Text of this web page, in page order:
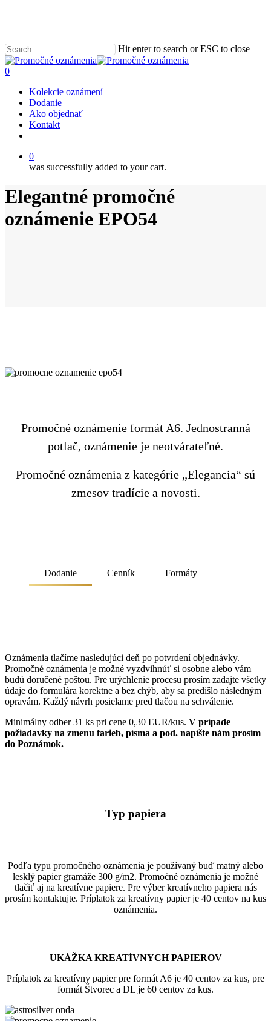
content
Hit enter to search or ESC to close
Close
Search
0
Kolekcie oznámení
Dodanie
Ako objednať
Kontakt
0
was successfully added to your cart.
Elegantné promočné
oznámenie EPO54
Promočné oznámenie formát A6. Jednostranná
potlač, oznámenie je neotvárateľné.
Promočné oznámenia z kategórie „Elegancia“ sú
zmesov tradície a novosti.
Dodanie Cenník Formáty
Oznámenia tlačíme nasledujúci deň po potvrdení objednávky.
Promočné oznámenia je možné vyzdvihnúť si osobne alebo vám
budú doručené poštou. Pre urýchlenie procesu prosím zadajte všetky
údaje do formulára korektne a bez chýb, aby sa predišlo následným
opravám. Každý návrh posielame pred tlačou na schválenie.
Minimálny odber 31 ks pri cene 0,30 EUR/kus. V prípade
požiadavky na zmenu farieb, písma a pod. napíšte nám prosím
do Poznámok.
Typ papiera
Podľa typu promočného oznámenia je používaný buď matný alebo
lesklý papier gramáže 300 g/m2. Promočné oznámenia je možné
tlačiť aj na kreatívne papiere. Pre výber kreatívneho papiera nás
prosím kontaktujte. Príplatok za kreatívny papier je 40 centov na kus
oznámenia.
UKÁŽKA KREATÍVNYCH PAPIEROV
Príplatok za kreatívny papier pre formát A6 je 40 centov za kus, pre
formát Štvorec a DL je 60 centov za kus.